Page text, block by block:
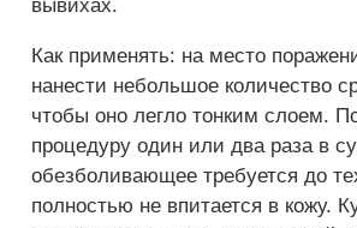
вывихах.
Как применять: на место
нанести небольшое количество
чтобы оно легло тонким слоем.
процедуру один или два раза в
обезболивающее требуется до
полностью не впитается в кожу.